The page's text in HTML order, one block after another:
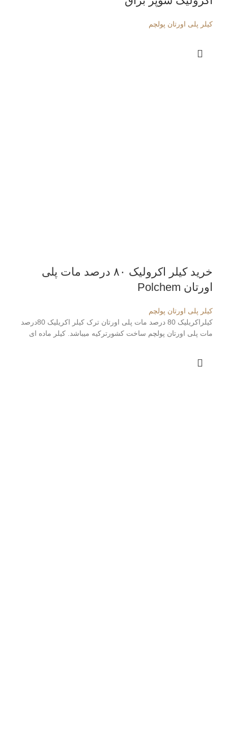
کیلر پلی اورتان پولچم
خرید کیلر اکرولیک ۸۰ درصد مات پلی
اورتان Polchem
کیلر پلی اورتان پولچم
کیلراکریلیک 80 درصد مات پلی اورتان ترک کیلر اکریلیک 80درصد
مات پلی اورتان پولچم ساخت کشورترکیه میباشد. کیلر ماده ای